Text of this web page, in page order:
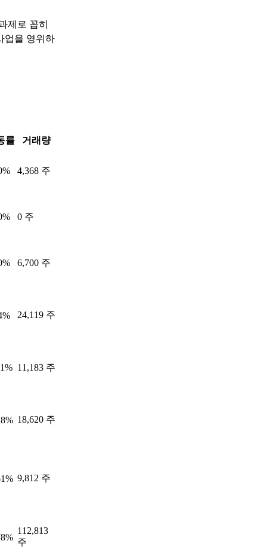
제로 꼽히
업을 영위하
률 거래량
4,368 주
0 주
6,700 주
24,119 주
11,183 주
18,620 주
9,812 주
112,813
주